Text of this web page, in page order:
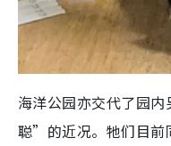
海洋公园亦交代了园
聪”的近况。牠们目前